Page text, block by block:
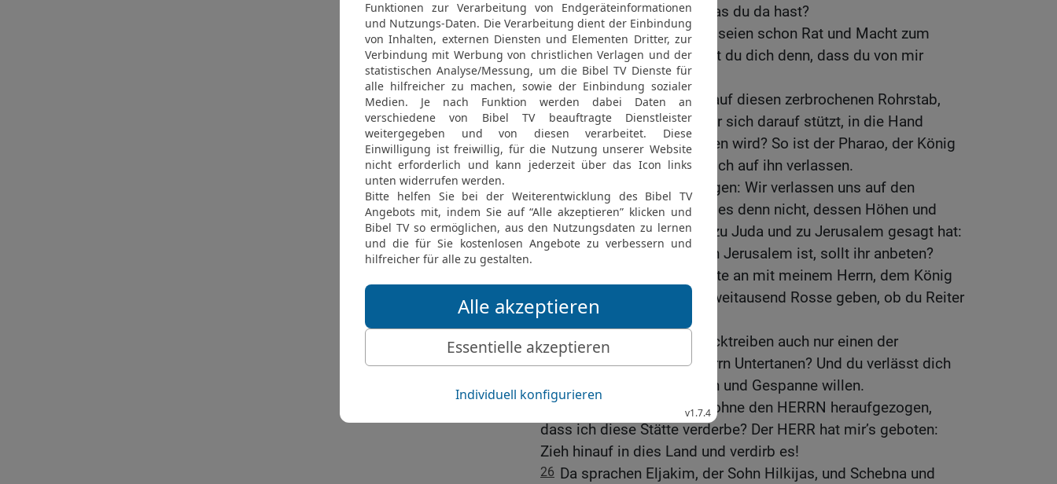
ist das für ein Vertrauen, das du da hast?
20 Meinst du, bloße Worte seien schon Rat und Macht zum
Kämpfen? Auf wen verlässt du dich denn, dass du von mir
abtrünnig geworden bist?
21 Siehe, verlässt du dich auf diesen zerbrochenen Rohrstab,
auf Ägypten, der jedem, der sich darauf stützt, in die Hand
dringen und sie durchbohren wird? So ist der Pharao, der König
von Ägypten, für alle, die sich auf ihn verlassen.
Oder wollt ihr zu mir sagen: Wir verlassen uns auf den
HERRN, unsern Gott! Ist er es denn nicht, dessen Höhen und
Altäre Hiskia entfernt und zu Juda und zu Jerusalem gesagt hat:
Nur vor diesem Altar, der in Jerusalem ist, sollt ihr anbeten?
Wohlan, nimm eine Wette an mit meinem Herrn, dem König
von Assyrien: Ich will dir zweitausend Rosse geben, ob du Reiter
dazu stellen kannst?
Wie willst du denn zurücktreiben auch nur einen der
geringsten von meines Herrn Untertanen? Und du verlässt dich
auf Ägypten um der Wagen und Gespanne willen.
25
Meinst du aber, ich sei ohne den HERRN heraufgezogen,
dass ich diese Stätte verderbe? Der HERR hat mir’s geboten:
Zieh hinauf in dies Land und verdirb es!
26 Da sprachen Eljakim, der Sohn Hilkijas, und Schebna und